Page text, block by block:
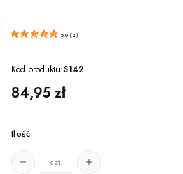
5.0 ( 2 )
Kod produktu:S142
Cena
84,95 zł
Ilość
szt.